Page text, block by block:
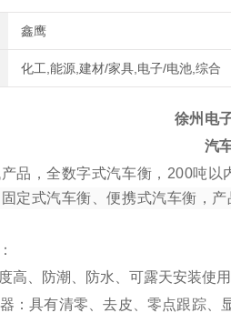
鑫鹰
化工,能源,建材/家具,电子/电池,综合
徐州电
汽
品，全数字式汽车衡， 200吨以
定式汽车衡、便携式汽车衡，产
：
高、防潮、防水、可露天安装使用
：具有清零、去皮、零点跟踪